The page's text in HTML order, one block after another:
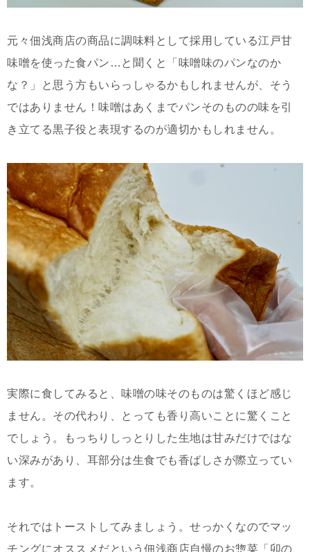
元々佃浅商店の商品に調味料として採用している江戸甘
味噌を使った食パン…と聞くと「味噌味のパンなのか
な？」と思う方もいらっしゃるかもしれませんが、そう
ではありません！味噌はあくまでパンそのものの味を引
き立てる黒子役と表現するのが適切かもしれません。
実際に食してみると、味噌の味そのものは驚くほど感じ
ません。その代わり、とっても香り高いことに驚くこと
でしょう。もっちりしっとりした生地は甘みだけではな
い深みがあり、耳部分は生食でも香ばしさが際立ってい
ます。
それではトーストしてみましょう。せっかくなのでマッ
チングにオススメだという佃浅商店自慢のお惣菜「卯の